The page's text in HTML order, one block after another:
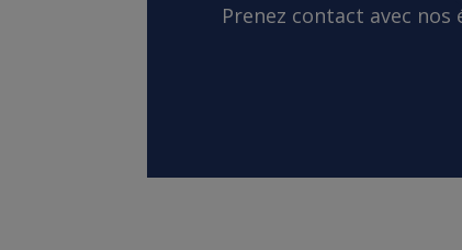
Prenez contact avec